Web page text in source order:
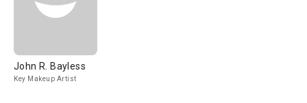
John R. Bayless
Key Makeup Artist